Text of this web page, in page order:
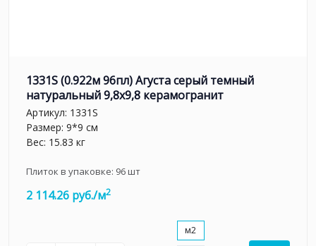
1331S (0.922м 96пл) Агуста серый темный
натуральный 9,8х9,8 керамогранит
Артикул: 1331S
Размер: 9*9 см
Вес: 15.83 кг
Плиток в упаковке: 96шт
2 114.26 руб./м2
м2